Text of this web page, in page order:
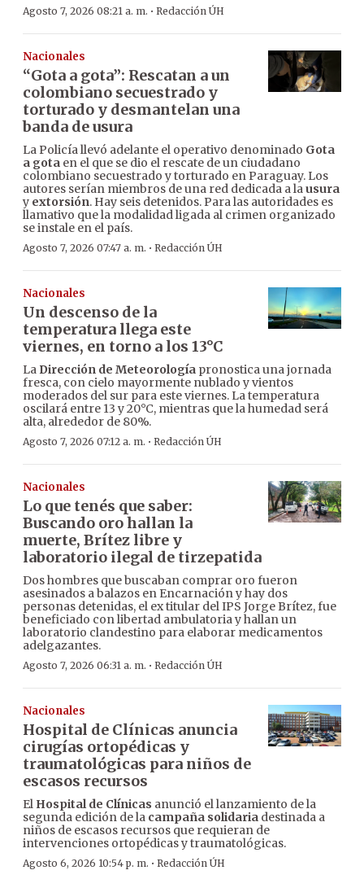
Agosto 7, 2026 08:21 a. m. · Redacción ÚH
Nacionales
“Gota a gota”: Rescatan a un
colombiano secuestrado y
torturado y desmantelan una
banda de usura
La Policía llevó adelante el operativo denominado Gota
a gota en el que se dio el rescate de un ciudadano
colombiano secuestrado y torturado en Paraguay. Los
autores serían miembros de una red dedicada a lausura
y extorsión. Hay seis detenidos. Para las autoridades es
llamativo que la modalidad ligada al crimen organizado
se instale en el país.
Agosto 7, 2026 07:47 a. m. · Redacción ÚH
Nacionales
Un descenso de la
temperatura llega este
viernes, en torno a los 13°C
La Dirección de Meteorología pronostica una jornada
fresca, con cielo mayormente nublado y vientos
moderados del sur para este viernes. La temperatura
oscilará entre 13 y 20°C, mientras que la humedad será
alta, alrededor de 80%.
Agosto 7, 2026 07:12 a. m. · Redacción ÚH
Nacionales
Lo que tenés que saber:
Buscando oro hallan la
muerte, Brítez libre y
laboratorio ilegal de tirzepatida
Dos hombres que buscaban comprar oro fueron
asesinados a balazos en Encarnación y hay dos
personas detenidas, el ex titular del IPS Jorge Brítez, fue
beneficiado con libertad ambulatoria y hallan un
laboratorio clandestino para elaborar medicamentos
adelgazantes.
Agosto 7, 2026 06:31 a. m. · Redacción ÚH
Nacionales
Hospital de Clínicas anuncia
cirugías ortopédicas y
traumatológicas para niños de
escasos recursos
El Hospital de Clínicas anunció el lanzamiento de la
segunda edición de la campaña solidaria destinada a
niños de escasos recursos que requieran de
intervenciones ortopédicas y traumatológicas.
Agosto 6, 2026 10:54 p. m. · Redacción ÚH